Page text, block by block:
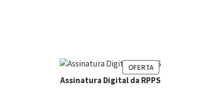
OFERTA
Assinatura Digital da RPPS